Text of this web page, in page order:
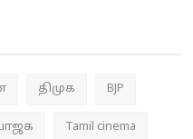
திமுக BJP
Tamil cinema